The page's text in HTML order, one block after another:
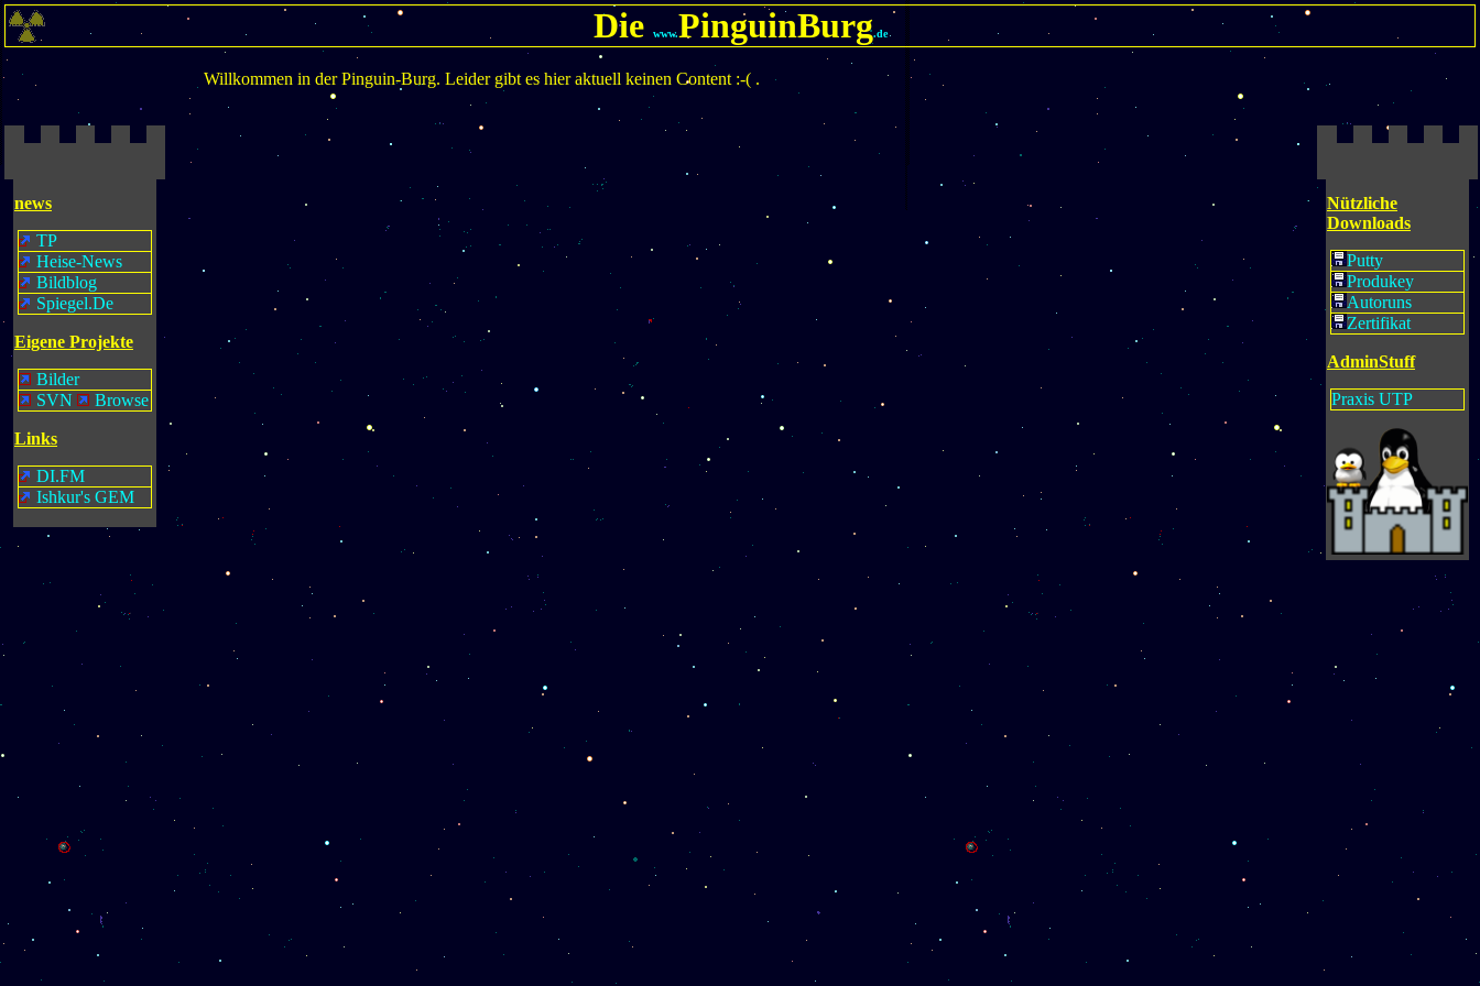
Die www.PinguinBurg.de
Willkommen in der Pinguin-Burg. Leider gibt es hier aktuell keinen Content :-( .
news
TP
Heise-News
Bildblog
Spiegel.De
Eigene Projekte
Bilder
SVN
Browse
Links
DI.FM
Ishkur's GEM
Nützliche
Downloads
Putty
Produkey
Autoruns
Zertifikat
AdminStuff
Praxis UTP